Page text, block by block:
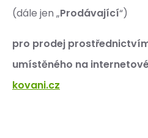
(dále jen „Prodávající“)
pro prodej
umístěného na
kovani.cz